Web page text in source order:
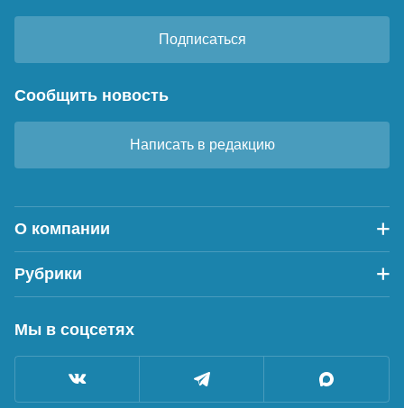
Подписаться
Сообщить новость
Написать в редакцию
О компании
Рубрики
Мы в соцсетях